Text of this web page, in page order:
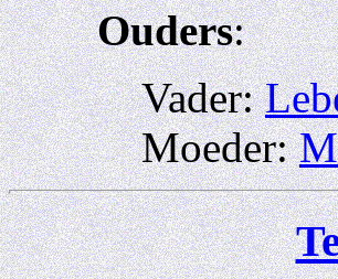
Ouders:
Vader:
Moeder: